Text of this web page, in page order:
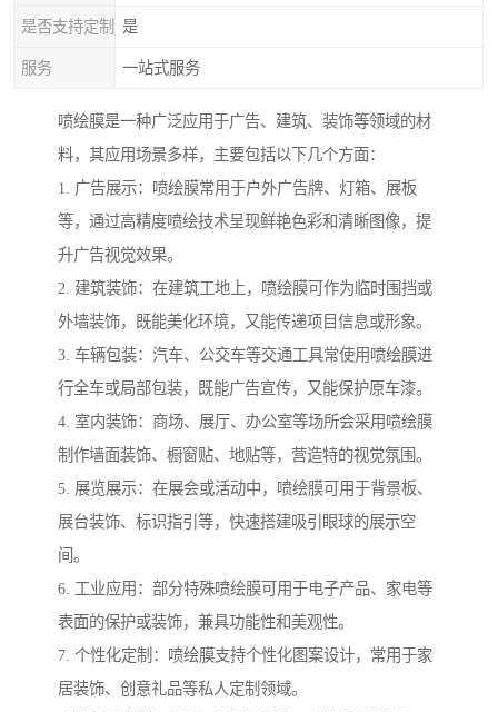
是否支持定制 是
服务 一站式服务
喷绘膜是一种广泛应用于广告、建筑、装饰等领域的材
料，其应用场景多样，主要包括以下几个方面：
1. 广告展示：喷绘膜常用于户外广告牌、灯箱、展板
等，通过高精度喷绘技术呈现鲜艳色彩和清晰图像，提
升广告视觉效果。
2. 建筑装饰：在建筑工地上，喷绘膜可作为临时围挡或
外墙装饰，既能美化环境，又能传递项目信息或形象。
3. 车辆包装：汽车、公交车等交通工具常使用喷绘膜进
行全车或局部包装，既能广告宣传，又能保护原车漆。
4. 室内装饰：商场、展厅、办公室等场所会采用喷绘膜
制作墙面装饰、橱窗贴、地贴等，营造特的视觉氛围。
5. 展览展示：在展会或活动中，喷绘膜可用于背景板、
展台装饰、标识指引等，快速搭建吸引眼球的展示空
间。
6. 工业应用：部分特殊喷绘膜可用于电子产品、家电等
表面的保护或装饰，兼具功能性和美观性。
7. 个性化定制：喷绘膜支持个性化图案设计，常用于家
居装饰、创意礼品等私人定制领域。